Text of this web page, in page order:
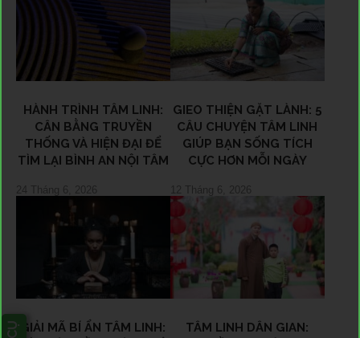
HÀNH TRÌNH TÂM LINH:
CÂN BẰNG TRUYỀN
THỐNG VÀ HIỆN ĐẠI ĐỂ
TÌM LẠI BÌNH AN NỘI TÂM
24 Tháng 6, 2026
GIEO THIỆN GẶT LÀNH: 5
CÂU CHUYỆN TÂM LINH
GIÚP BẠN SỐNG TÍCH
CỰC HƠN MỖI NGÀY
12 Tháng 6, 2026
GIẢI MÃ BÍ ẨN TÂM LINH:
TÂM LINH DÂN GIAN: